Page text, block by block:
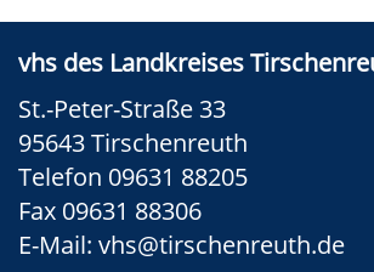
vhs des Landkreises
St.-Peter-Straße 33
95643 Tirschenreuth
Telefon 09631 88205
Fax 09631 88306
E-Mail: vhs@tirschenreuth.de